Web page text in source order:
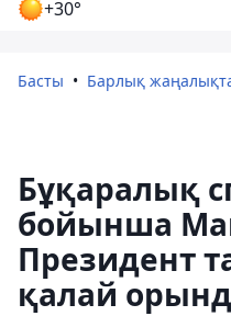
+30°
Басты Барлық
Бұқаралық
бойынша
Президент
қалай